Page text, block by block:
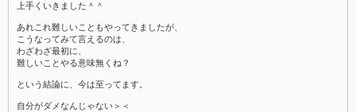
上手くいきました＾＾
あれこれ難しいこともやってきましたが、
こうなってみて言えるのは、
わざわざ最初に、
難しいことやる意味無くね？
という結論に、今は至ってます。
自分がダメなんじゃない＞＜